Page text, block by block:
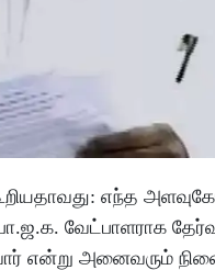
எந்த
வேட்பாளராக
என்று அனைவரும்